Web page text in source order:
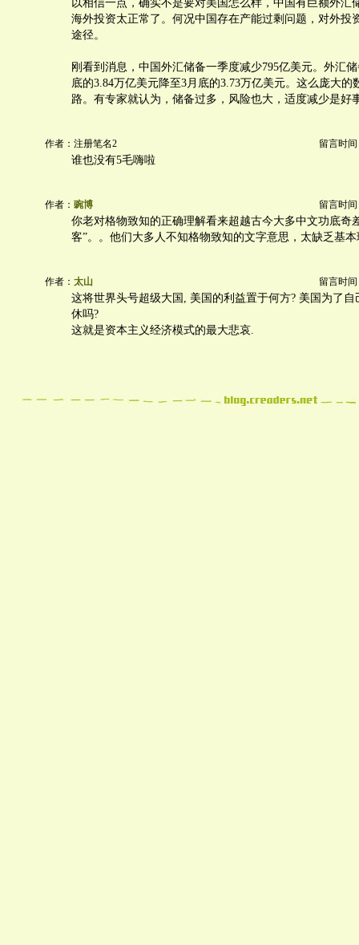
以相信一点，确实不是要对美国怎么样，中国有巨额外汇
海外投资太正常了。何况中国存在产能过剩问题，对外投
途径。
刚看到消息，中国外汇储备一季度减少795亿美元。外汇
底的3.84万亿美元降至3月底的3.73万亿美元。这么庞大的
路。有专家就认为，储备过多，风险也大，适度减少是好
作者：注册笔名2 留言时间
谁也没有5毛嗨啦
作者： 豌博 留言时间
你老对格物致知的正确理解看来超越古今大多中文功底奇
客”。。他们大多人不知格物致知的文字意思，太缺乏基
作者： 太山 留言时间
这将世界头号超级大国, 美国的利益置于何方? 美国为了
休吗?
这就是资本主义经济模式的最大悲哀.